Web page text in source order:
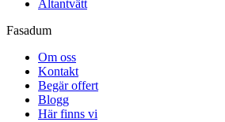
Altantvätt
Fasadum
Om oss
Kontakt
Begär offert
Blogg
Här finns vi